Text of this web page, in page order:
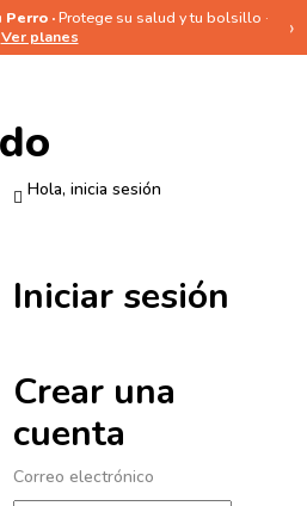
·Protege su salud y tu bolsillo ·
Ver planes
›
Hola, inicia sesión
Iniciar sesión
Crear una
cuenta
Correo electrónico